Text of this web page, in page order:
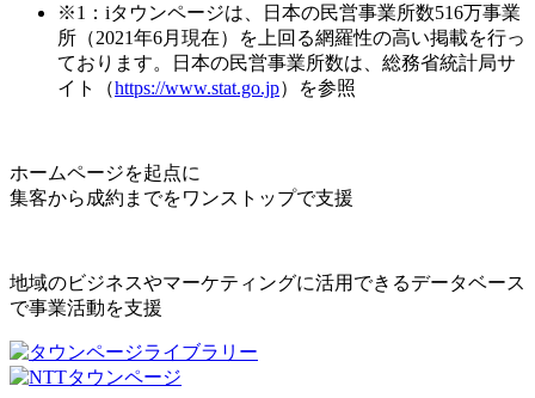
※1：iタウンページは、日本の民営事業所数516万事業
所（2021年6月現在）を上回る網羅性の高い掲載を行っ
ております。日本の民営事業所数は、総務省統計局サ
イト（https://www.stat.go.jp）を参照
ホームページを起点に
集客から成約までをワンストップで支援
地域のビジネスやマーケティングに活用できるデータベース
で事業活動を支援